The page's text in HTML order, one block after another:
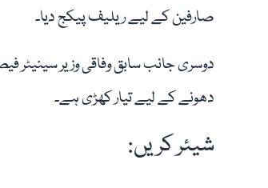
صارفین کے لیے ریلیف پیکج دیا۔
دوسری جانب سابق وفاقی وزیر سینیٹر
دھونے کے لیے تیار کھڑی ہے۔
شیئر کریں: